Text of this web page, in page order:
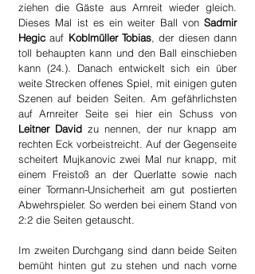
ziehen die Gäste aus Arnreit wieder gleich.
Dieses Mal ist es ein weiter Ball von Sadmir
Hegic auf Koblmüller Tobias, der diesen dann
toll behaupten kann und den Ball einschieben
kann (24.). Danach entwickelt sich ein über
weite Strecken offenes Spiel, mit einigen guten
Szenen auf beiden Seiten. Am gefährlichsten
Leitner David zu nennen, der nur knapp am
rechten Eck vorbeistreicht. Auf der Gegenseite
scheitert Mujkanovic zwei Mal nur knapp, mit
einem Freistoß an der Querlatte sowie nach
einer Tormann-Unsicherheit am gut postierten
Abwehrspieler. So werden bei einem Stand von
2:2 die Seiten getauscht.
Im zweiten Durchgang sind dann beide Seiten
bemüht hinten gut zu stehen und nach vorne